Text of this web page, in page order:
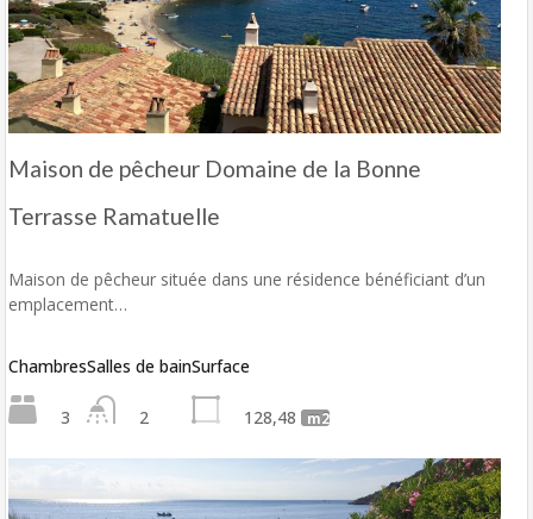
Maison de pêcheur Domaine de la Bonne
Terrasse Ramatuelle
Maison de pêcheur située dans une résidence bénéficiant d’un
emplacement…
Chambres
3
Salles de bain
2
Surface
128,48 m2